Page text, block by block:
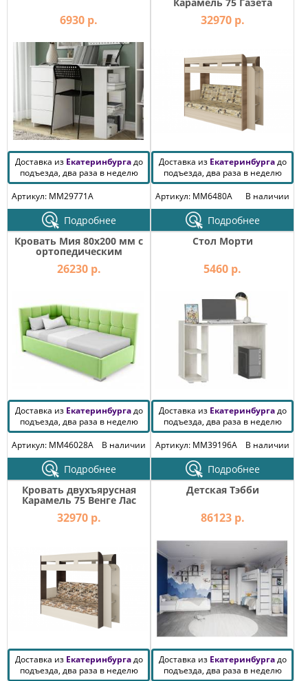
6930 р.
Доставка из Екатеринбургадо
подъезда, два раза в неделю
Артикул: MM29771A
Подробнее
32970 р.
Доставка из Екатеринбургадо
подъезда, два раза в неделю
Артикул: MM6480A
В наличии
Подробнее
Кровать Мия 80х200 мм с
ортопедическим
основанием
26230 р.
Доставка из Екатеринбургадо
подъезда, два раза в неделю
Артикул: MM46028A
В наличии
Подробнее
Стол Морти
5460 р.
Доставка из Екатеринбургадо
подъезда, два раза в неделю
Артикул: MM39196A
В наличии
Подробнее
Кровать двухъярусная
Карамель 75 Венге Лас
Вегас
32970 р.
Доставка из Екатеринбургадо
подъезда, два раза в неделю
Детская Тэбби
86123 р.
Доставка из Екатеринбургадо
подъезда, два раза в неделю